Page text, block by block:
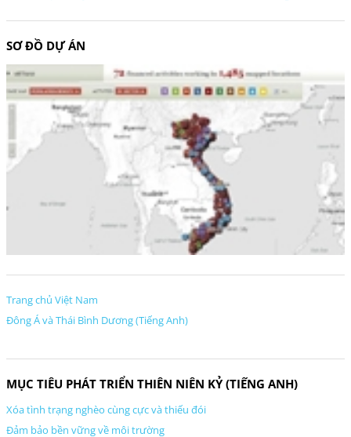
SƠ ĐỒ DỰ ÁN
Trang chủ Việt Nam
Đông Á và Thái Bình Dương (Tiếng Anh)
MỤC TIÊU PHÁT TRIỂN THIÊN NIÊN KỶ (TIẾNG ANH)
Xóa tình trạng nghèo cùng cực và thiếu đói
Đảm bảo bền vững về môi trường